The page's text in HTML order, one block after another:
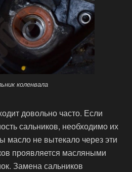
коленвала
довольно часто. Если
сальников, необходимо их
масло не вытекало через эти
проявляется масляными
Замена сальников